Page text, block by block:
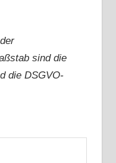
sind die
die DSGVO-